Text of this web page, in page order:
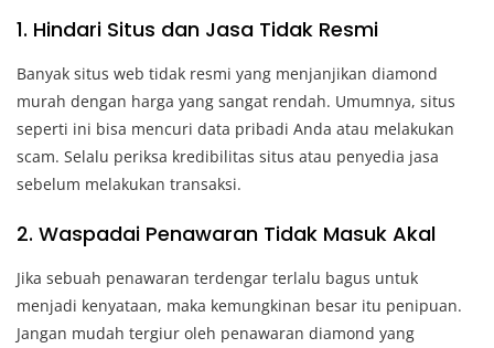
1. Hindari Situs dan Jasa Tidak Resmi
Banyak situs web tidak resmi yang menjanjikan diamond
murah dengan harga yang sangat rendah. Umumnya, situs
seperti ini bisa mencuri data pribadi Anda atau melakukan
scam. Selalu periksa kredibilitas situs atau penyedia jasa
sebelum melakukan transaksi.
2. Waspadai Penawaran Tidak Masuk Akal
Jika sebuah penawaran terdengar terlalu bagus untuk
menjadi kenyataan, maka kemungkinan besar itu penipuan.
Jangan mudah tergiur oleh penawaran diamond yang